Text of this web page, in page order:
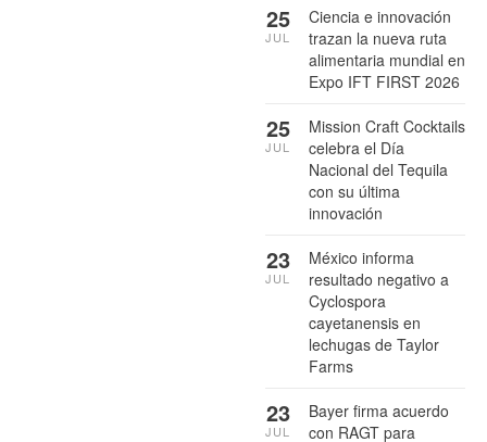
Ciencia e innovación
trazan la nueva ruta
alimentaria mundial en
Expo IFT FIRST 2026
25
JUL
Mission Craft Cocktails
celebra el Día
Nacional del Tequila
con su última
innovación
25
JUL
México informa
resultado negativo a
Cyclospora
cayetanensis en
lechugas de Taylor
Farms
23
JUL
Bayer firma acuerdo
con RAGT para
23
JUL